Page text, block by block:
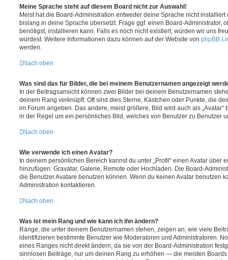
Meine Sprache steht auf diesem Board nicht zur Auswahl!
Meist hat die Board-Administration entweder deine Sprache nicht
bislang in deine Sprache übersetzt. Frage ggf. einen Board-Administrator,
benötigst, installieren kann. Falls es noch nicht existiert, würden wir uns
würdest. Weitere Informationen dazu können auf der Website von phpBB
werden.
Nach oben
Was sind das für Bilder, die bei meinem Benutzernamen angezeigt
In der Beitragsansicht können zwei Bilder bei deinem Benutzernamen
deinem Rang verknüpft: Oft sind dies Sterne, Kästchen oder Punkte, die
im Forum angeben. Das andere, meist größere, Bild wird auch als
in der Regel um ein persönliches Bild, welches von Benutzer zu Benutzer
Nach oben
Wie verwende ich einen Avatar?
In deinem persönlichen Bereich kannst du unter „Profil“ einen Avatar über
hinzufügen: Gravatar, Galerie, Remote oder Hochladen. Die Board-
die Benutzer Avatare benutzen können. Wenn du keinen Avatar benutzen
Administration kontaktieren.
Nach oben
Was ist mein Rang und wie kann ich ihn ändern?
Ränge, die unter deinem Benutzernamen stehen, zeigen an, wie viele
identifizieren bestimmte Benutzer wie Moderatoren und Administratoren.
eines Ranges nicht direkt ändern, da sie von der Board-Administration
sinnlosen Beiträge, nur um deinen Rang zu erhöhen — die meisten